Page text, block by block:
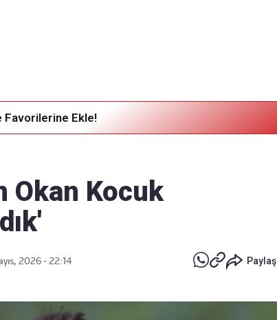
Favorilerine Ekle!
Okan Kocuk
2026 - 22:14 Paylaş